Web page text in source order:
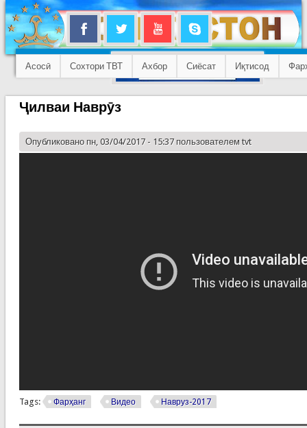
Асосӣ Сохтори ТВТ Ахбор Сиёсат Иқтисод
Ҷилваи Наврӯз
Опубликовано пн, 03/04/2017 - 15:37 пользователем tvt
Tags: Фарҳанг Видео Навруз-2017